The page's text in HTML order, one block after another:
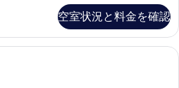
空室状況と料金を確認
スタジオ (Desa) | コートヤード ビュー